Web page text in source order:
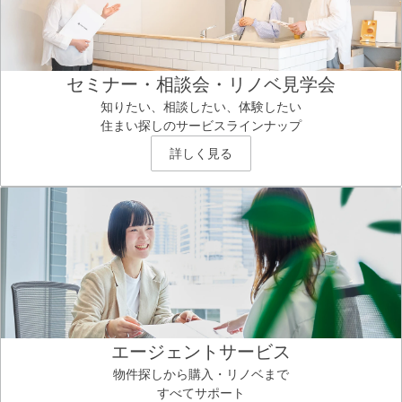
セミナー・相談会・リノベ見学会
知りたい、相談したい、体験したい
住まい探しのサービスラインナップ
詳しく見る
エージェントサービス
物件探しから購入・リノベまで
すべてサポート